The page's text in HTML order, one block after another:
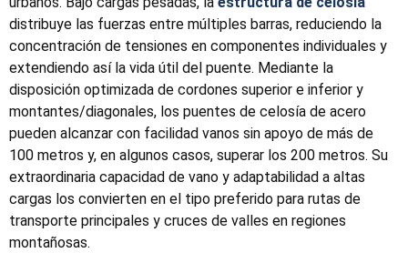
distribuye las fuerzas entre múltiples barras, reduciendo la
concentración de tensiones en componentes individuales y
extendiendo así la vida útil del puente. Mediante la
disposición optimizada de cordones superior e inferior y
montantes/diagonales, los puentes de celosía de acero
pueden alcanzar con facilidad vanos sin apoyo de más de
100 metros y, en algunos casos, superar los 200 metros. Su
extraordinaria capacidad de vano y adaptabilidad a altas
cargas los convierten en el tipo preferido para rutas de
transporte principales y cruces de valles en regiones
montañosas.